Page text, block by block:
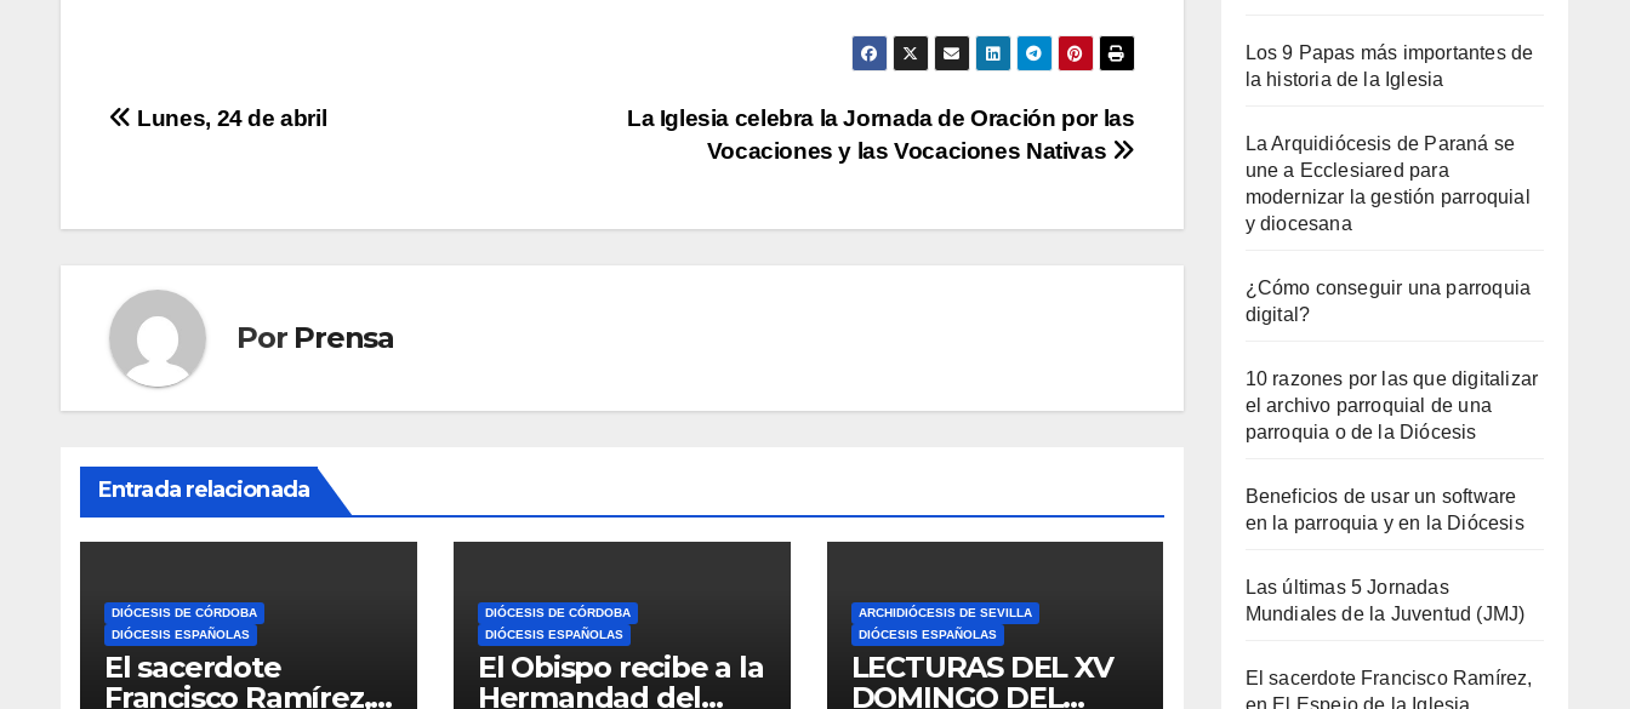
Navegación
entradas
La Iglesia celebra la Jornada de Oración por las
Vocaciones y las Vocaciones Nativas
Lunes, 24 de abril
Por Prensa
Entrada relacionada
DIÓCESIS DE CÓRDOBA
DIÓCESIS ESPAÑOLAS
El sacerdote
Francisco Ramírez,
DIÓCESIS DE CÓRDOBA
DIÓCESIS ESPAÑOLAS
El Obispo recibe a la
Hermandad del
ARCHIDIÓCESIS DE SEVILLA
DIÓCESIS ESPAÑOLAS
LECTURAS DEL XV
DOMINGO DEL
Los 9 Papas más importantes de
la historia de la Iglesia
La Arquidiócesis de Paraná se
une a Ecclesiared para
modernizar la gestión parroquial
y diocesana
¿Cómo conseguir una parroquia
digital?
10 razones por las que digitalizar
el archivo parroquial de una
parroquia o de la Diócesis
Beneficios de usar un software
en la parroquia y en la Diócesis
Las últimas 5 Jornadas
Mundiales de la Juventud (JMJ)
El sacerdote Francisco Ramírez,
en El Espejo de la Iglesia